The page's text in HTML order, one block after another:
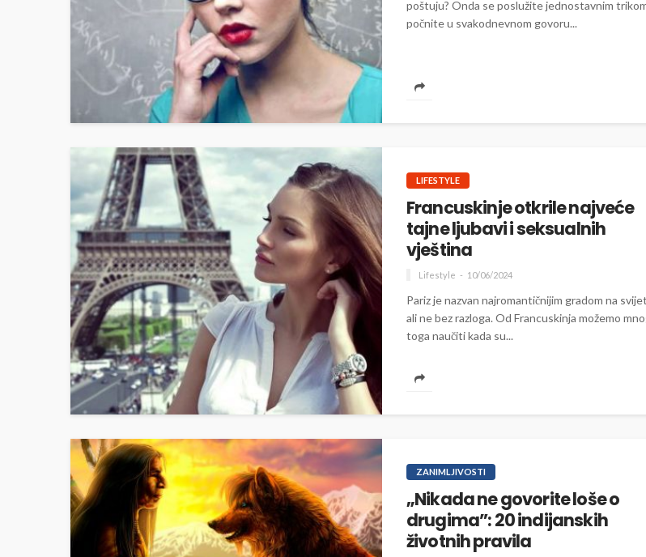
poštuju? Onda se poslužite jednostavnim
počnite u svakodnevnom govoru...
LIFESTYLE
Francuskinje otkrile najveće
tajne ljubavi i seksualnih
vještina
Lifestyle 10/06/2024
Pariz je nazvan najromantičnijim gradom na
ali ne bez razloga. Od Francuskinja možemo
toga naučiti kada su...
ZANIMLJIVOSTI
„Nikada ne govorite loše o
drugima”: 20 indijanskih
životnih pravila